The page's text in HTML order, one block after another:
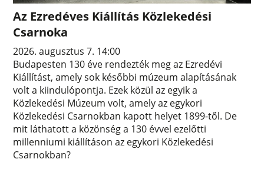
Az Ezredéves Kiállítás Közlekedési
Csarnoka
2026. augusztus 7. 14:00
Budapesten 130 éve rendezték meg az Ezredévi
Kiállítást, amely sok későbbi múzeum alapításának
volt a kiindulópontja. Ezek közül az egyik a
Közlekedési Múzeum volt, amely az egykori
Közlekedési Csarnokban kapott helyet 1899-től. De
mit láthatott a közönség a 130 évvel ezelőtti
millenniumi kiállításon az egykori Közlekedési
Csarnokban?